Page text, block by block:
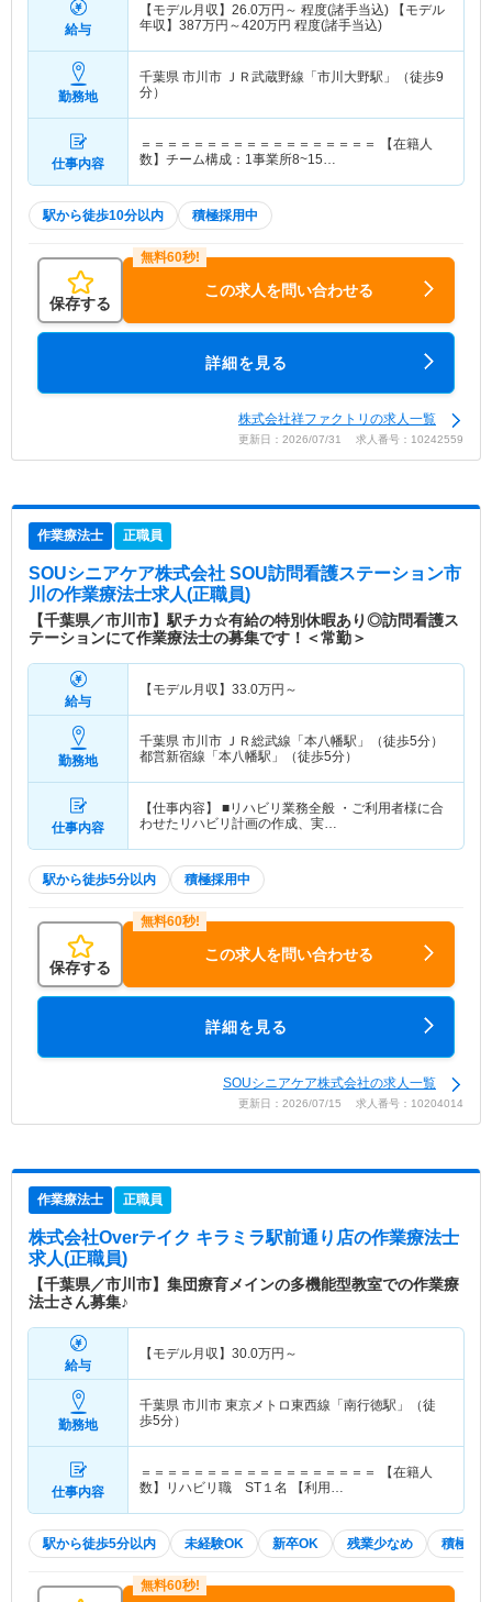
給与
【モデル月収】 26.0万円～ 程度(諸手当込) 【モデル
年収】 387万円～420万円 程度(諸手当込)
勤務地
千葉県 市川市 ＪＲ武蔵野線「市川大野駅」（徒歩9
分）
仕事内容
＝＝＝＝＝＝＝＝＝＝＝＝＝＝＝＝＝＝ 【在籍人
数】チーム構成：1事業所8~15…
駅から徒歩10分以内 積極採用中
保存する
この求人を問い合わせる
詳細を見る
株式会社祥ファクトリの求人一覧
更新日：2026/07/31 求人番号：10242559
作業療法士 正職員
SOUシニアケア株式会社 SOU訪問看護ステーション市
川 の作業療法士求人(正職員)
【千葉県／市川市】駅チカ☆有給の特別休暇あり◎訪問看護ス
テーションにて作業療法士の募集です！＜常勤＞
給与
【モデル月収】 33.0万円～
勤務地
千葉県 市川市 ＪＲ総武線「本八幡駅」（徒歩5分）
都営新宿線「本八幡駅」（徒歩5分）
仕事内容
【仕事内容】 ■リハビリ業務全般 ・ご利用者様に合
わせたリハビリ計画の作成、実…
駅から徒歩5分以内 積極採用中
保存する
この求人を問い合わせる
詳細を見る
SOUシニアケア株式会社の求人一覧
更新日：2026/07/15 求人番号：10204014
作業療法士 正職員
株式会社Overテイク キラミラ駅前通り店の作業療法士
求人(正職員)
【千葉県／市川市】集団療育メインの多機能型教室での作業療
法士さん募集♪
給与
【モデル月収】 30.0万円～
勤務地
千葉県 市川市 東京メトロ東西線「南行徳駅」（徒
歩5分）
仕事内容
＝＝＝＝＝＝＝＝＝＝＝＝＝＝＝＝＝＝ 【在籍人
数】リハビリ職 ST１名 【利用…
駅から徒歩5分以内 未経験OK 新卒OK 残業少なめ 積極採